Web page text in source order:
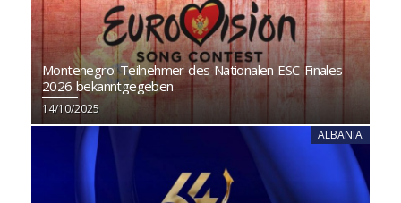
Montenegro: Teilnehmer des Nationalen ESC-Finales
2026 bekanntgegeben
14/10/2025
ALBANIA